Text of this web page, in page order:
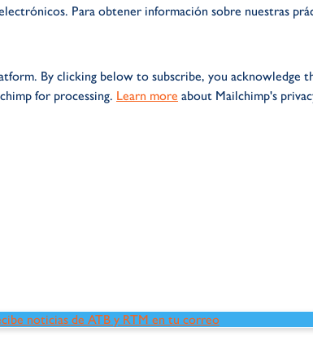
Para obtener información sobre nuestras
By clicking below to subscribe, you acknowledge
for processing. Learn more about Mailchimp's
noticias de ATB y RTM en tu correo